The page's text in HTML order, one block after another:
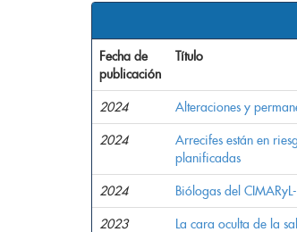
Fecha de
publicación
Título
2024 Alteraciones y
2024
Arrecifes están en
planificadas
2024 Biólogas del
2023 La cara oculta de la